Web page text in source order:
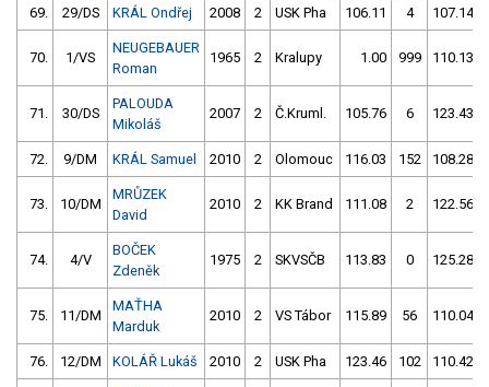
69. 29/DS KRÁL Ondřej 2008 2 USK Pha 106.11 4 107.14
70. 1/VS
NEUGEBAUER
Roman
1965 2 Kralupy 1.00 999 110.13
71. 30/DS
PALOUDA
Mikoláš
2007 2 Č.Kruml. 105.76 6 123.43
72. 9/DM KRÁL Samuel 2010 2 Olomouc 116.03 152 108.28
73. 10/DM
MRŮZEK
David
2010 2 KK Brand 111.08 2 122.56
74. 4/V
BOČEK
Zdeněk
1975 2 SKVSČB 113.83 0 125.28
75. 11/DM
MAŤHA
Marduk
2010 2 VS Tábor 115.89 56 110.04
76. 12/DM KOLÁŘ Lukáš 2010 2 USK Pha 123.46 102 110.42